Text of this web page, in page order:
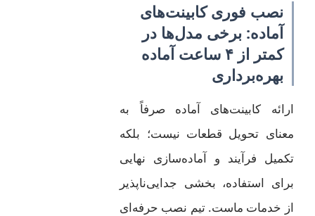
نصب فوری کابینت‌های
آماده: برخی مدل‌ها در
کمتر از ۴ ساعت آماده
بهره‌برداری
ارائه کابینت‌های آماده صرفاً به
معنای تحویل قطعات نیست؛ بلکه
تکمیل فرآیند و آماده‌سازی نهایی
برای استفاده، بخشی جدایی‌ناپذیر
از خدمات ماست. تیم نصب حرفه‌ای